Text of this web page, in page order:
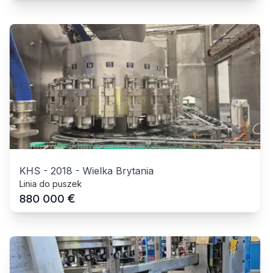
KHS - 2018 - Wielka Brytania
Linia do puszek
880 000 €